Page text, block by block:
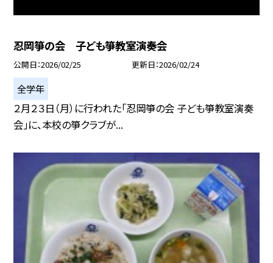
忍岡箏の会 子ども箏教室演奏会
公開日 2026/02/25 更新日 2026/02/24
全学年
２月２３日（月）に行われた「忍岡箏の会 子ども箏教室演奏
会」に、本校の箏クラブが...